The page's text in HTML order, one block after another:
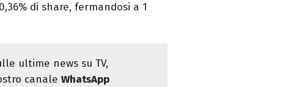
di share, fermandosi a 1
ultime news su TV,
canaleWhatsApp